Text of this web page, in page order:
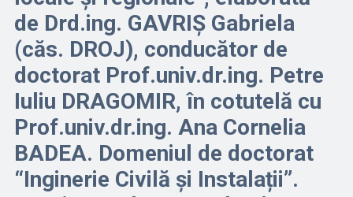
de Drd.ing. GAVRIȘ Gabriela
(căs. DROJ), conducător de
doctorat Prof.univ.dr.ing. Petre
Iuliu DRAGOMIR, în cotutelă cu
Prof.univ.dr.ing. Ana Cornelia
BADEA. Domeniul de doctorat
“Inginerie Civilă și Instalații”.